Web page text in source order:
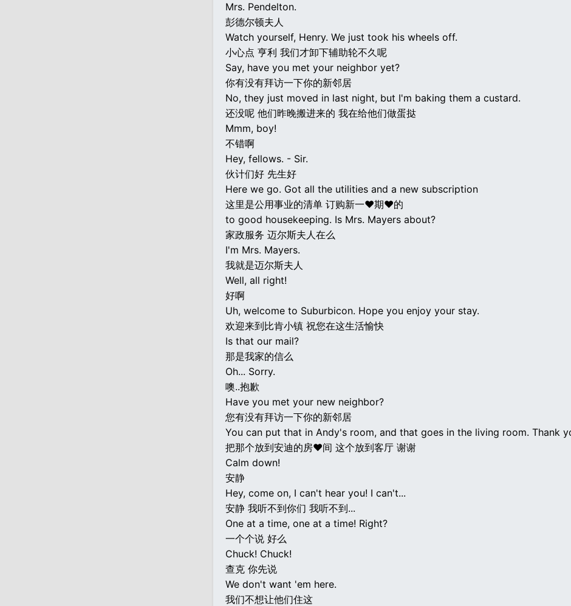
Mrs. Pendelton.
彭德尔顿夫人
Watch yourself, Henry. We just took his wheels off.
小心点 亨利 我们才卸下辅助轮不久呢
Say, have you met your neighbor yet?
你有没有拜访一下你的新邻居
No, they just moved in last night, but I'm baking them a custard.
还没呢 他们昨晚搬进来的 我在给他们做蛋挞
Mmm, boy!
不错啊
Hey, fellows. - Sir.
伙计们好 先生好
Here we go. Got all the utilities and a new subscription
这里是公用事业的清单 订购新一♥期♥的
to good housekeeping. Is Mrs. Mayers about?
家政服务 迈尔斯夫人在么
I'm Mrs. Mayers.
我就是迈尔斯夫人
Well, all right!
好啊
Uh, welcome to Suburbicon. Hope you enjoy your stay.
欢迎来到比肯小镇 祝您在这生活愉快
Is that our mail?
那是我家的信么
Oh... Sorry.
噢..抱歉
Have you met your new neighbor?
您有没有拜访一下你的新邻居
You can put that in Andy's room, and that goes in the living room. Thank
把那个放到安迪的房♥间 这个放到客厅 谢谢
Calm down!
安静
Hey, come on, I can't hear you! I can't...
安静 我听不到你们 我听不到...
One at a time, one at a time! Right?
一个个说 好么
Chuck! Chuck!
查克 你先说
We don't want 'em here.
我们不想让他们住这